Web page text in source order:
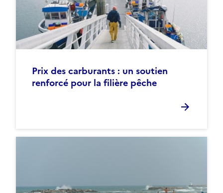
Prix des carburants : un soutien
renforcé pour la filière pêche